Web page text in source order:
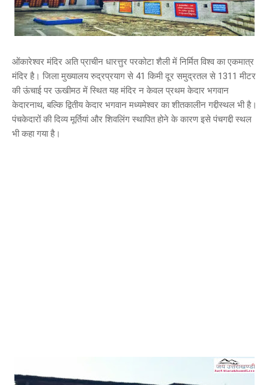
ओंकारेश्वर मंदिर अति प्राचीन धारत्तुर परकोटा शैली में निर्मित विश्व का एकमात्र
मंदिर है। जिला मुख्यालय रुद्रप्रयाग से 41 किमी दूर समुद्रतल से 1311 मीटर
की ऊंचाई पर ऊखीमठ में स्थित यह मंदिर न केवल प्रथम केदार भगवान
केदारनाथ, बल्कि द्वितीय केदार भगवान मध्यमेश्वर का शीतकालीन गद्दीस्थल भी है।
पंचकेदारों की दिव्य मूर्तियां और शिवलिंग स्थापित होने के कारण इसे पंचगद्दी स्थल
भी कहा गया है।